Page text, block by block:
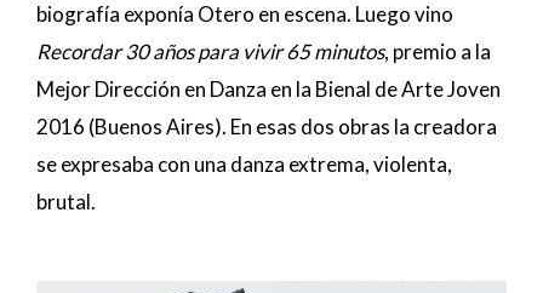
biografía exponía Otero en escena. Luego vino
Recordar 30 años para vivir 65 minutos, premio a la
Mejor Dirección en Danza en la Bienal de Arte Joven
2016 (Buenos Aires). En esas dos obras la creadora
se expresaba con una danza extrema, violenta,
brutal.